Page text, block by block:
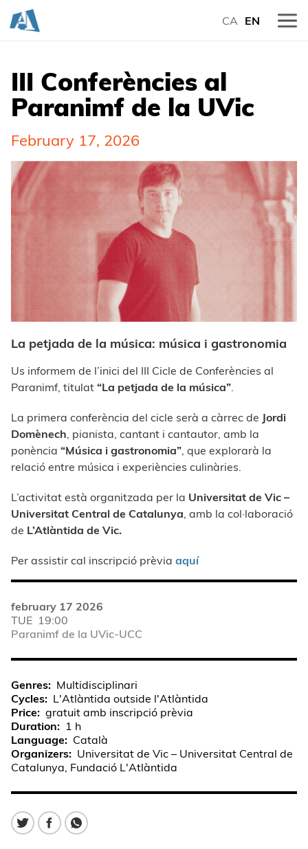
CA EN
III Conferències al
Paranimf de la UVic
February 17, 2026
La petjada de la música: música i gastronomia
Us informem de l’inici del III Cicle de Conferències al
Paranimf, titulat “La petjada de la música”
La primera conferència del cicle serà a càrrec de Jordi
Domènech , pianista, cantant i cantautor, amb la
ponència “Música i gastronomia” , que explorarà la
relació entre música i experiències culinàries.
L’activitat està organitzada per la Universitat de Vic –
Universitat Central de Catalunya , amb la col·laboració
de L’Atlàntida de Vic.
Per assistir cal inscripció prèvia aquí
february 17 2026
TUE 19:00
Paranimf de la UVic-UCC
Genres
Multidisciplinari
Cycles
L'Atlàntida outside l'Atlàntida
Price
gratuit amb inscripció prèvia
Duration
1 h
Language
Català
Organizers
Universitat de Vic – Universitat Central de
Catalunya, Fundació L'Atlàntida